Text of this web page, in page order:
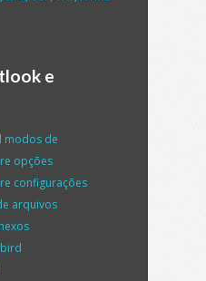
e
modos de
opções
configurações
arquivos